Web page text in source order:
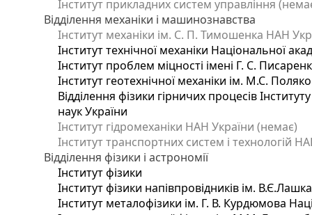
Інститут прикладних систем управління
Відділення механіки і машинознавства
Інститут механіки ім. С. П. Тимошенка НАН
Інститут технічної механіки Національної
Інститут проблем міцності імені Г. С.
Інститут геотехнічної механіки ім. М.С.
Відділення фізики гірничих процесів
наук України
Інститут гідромеханіки НАН України (немає)
Інститут транспортних систем і технологій
Відділення фізики і астрономії
Інститут фізики
Інститут фізики напівпровідників ім.
Інститут металофізики ім. Г. В. Курдюмова